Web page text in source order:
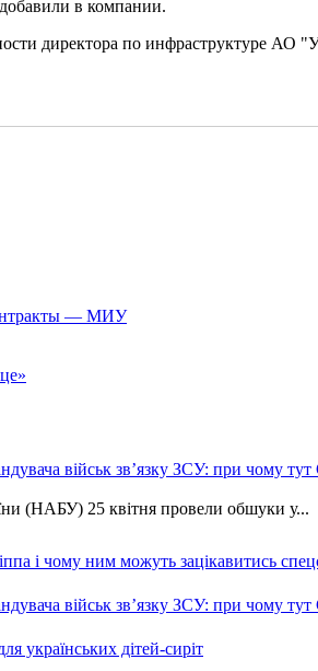
в компании.
директора по инфраструктуре АО
— МИУ
військ зв’язку ЗСУ: при чому
(НАБУ) 25 квітня провели обшуки у...
і чому ним можуть зацікавитись
військ зв’язку ЗСУ: при чому
українських дітей-сиріт